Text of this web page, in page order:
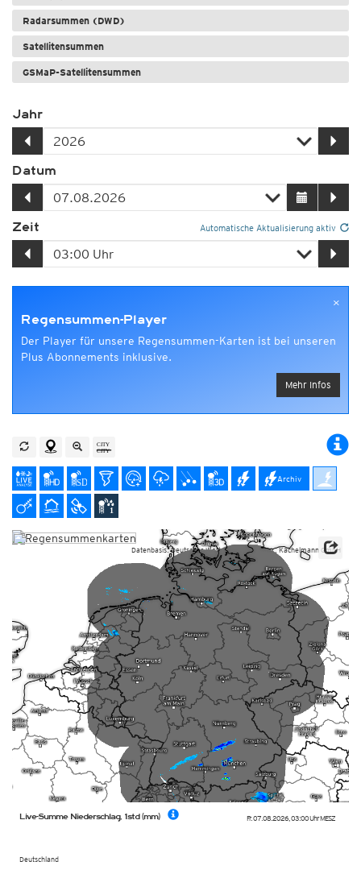
Radarsummen (DWD)
Satellitensummen
GSMaP-Satellitensummen
Jahr
Datum
Zeit Automatische Aktualisierung aktiv
×
Regensummen-Player
Der Player für unsere Regensummen-Karten ist bei unseren
Plus Abonnements inklusive.
Mehr Infos
Archiv
Fr. 07.08.2026, 03:00 UhrMESZ
Deutschland
Live-Summe Niederschlag, 1std (mm)
Datenbasis: Deutscher Wetterdienst (DWD), Kachelmann GmbH